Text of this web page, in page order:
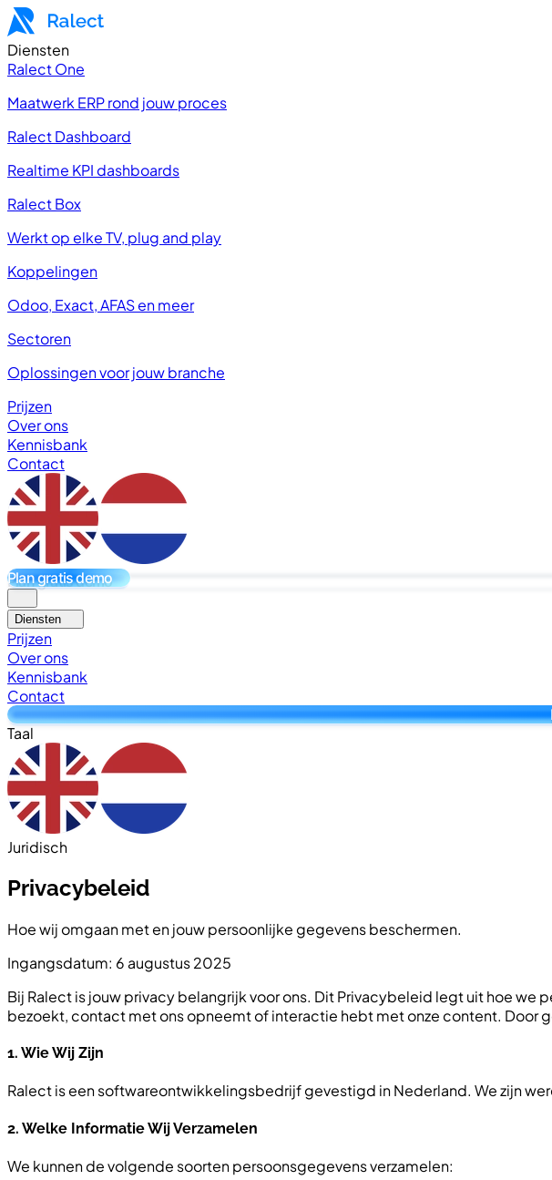
Diensten
Ralect One
Maatwerk ERP rond jouw proces
Ralect Dashboard
Realtime KPI dashboards
Ralect Box
Werkt op elke TV, plug and play
Koppelingen
Odoo, Exact, AFAS en meer
Sectoren
Oplossingen voor jouw branche
Prijzen
Over ons
Kennisbank
Contact
Plan gratis demo
Diensten
Prijzen
Over ons
Kennisbank
Contact
Taal
Juridisch
Privacybeleid
Hoe wij omgaan met en jouw persoonlijke gegevens beschermen.
Ingangsdatum: 6 augustus 2025
Bij Ralect is jouw privacy belangrijk voor ons. Dit Privacybeleid legt uit hoe
bezoekt, contact met ons opneemt of interactie hebt met onze content. Door
1. Wie Wij Zijn
Ralect is een softwareontwikkelingsbedrijf gevestigd in Nederland. We zijn
2. Welke Informatie Wij Verzamelen
We kunnen de volgende soorten persoonsgegevens verzamelen: